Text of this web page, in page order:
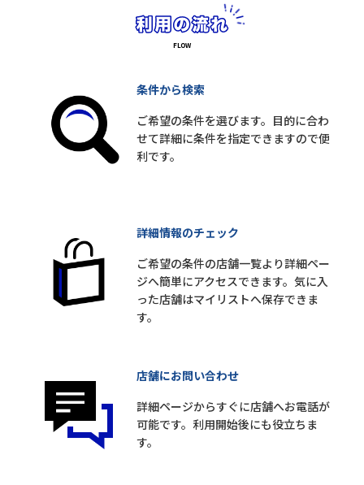
条件から検索
ご希望の条件を選びます。目的に合わ
せて詳細に条件を指定できますので便
利です。
詳細情報のチェック
ご希望の条件の店舗一覧より詳細ペー
ジへ簡単にアクセスできます。気に入
った店舗はマイリストへ保存できま
す。
店舗にお問い合わせ
詳細ページからすぐに店舗へお電話が
可能です。利用開始後にも役立ちま
す。